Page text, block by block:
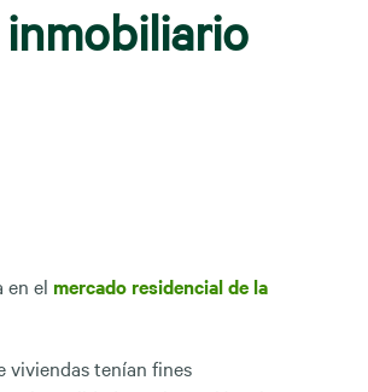
en el mercado residencial de la
viviendas tenían fines